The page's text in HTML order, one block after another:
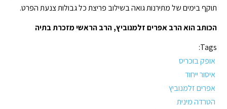
תוקף בימים של מתירנות גואה בשילוב פריצת כל גבולות צנעת הפרט.
הכותב הוא הרב אפרים זלמנוביץ, הרב הראשי מזכרת בתיה
Tags:
אופק בוכריס
איסור ייחוד
אפרים זלמנוביץ
הטרדה מינית